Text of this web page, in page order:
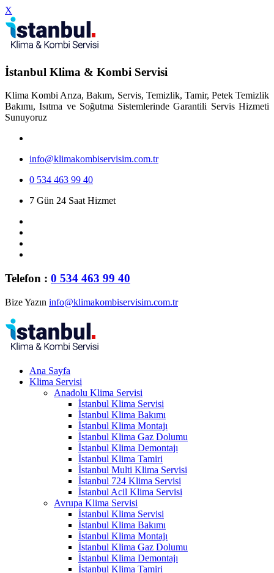
X
İstanbul Klima & Kombi Servisi
Klima Kombi Arıza, Bakım, Servis, Temizlik, Tamir, Petek Temizlik
Bakımı, Isıtma ve Soğutma Sistemlerinde Garantili Servis Hizmeti
Sunuyoruz
info@klimakombiservisim.com.tr
0 534 463 99 40
7 Gün 24 Saat Hizmet
Telefon : 0 534 463 99 40
Bize Yazın info@klimakombiservisim.com.tr
Ana Sayfa
Klima Servisi
Anadolu Klima Servisi
İstanbul Klima Servisi
İstanbul Klima Bakımı
İstanbul Klima Montajı
İstanbul Klima Gaz Dolumu
İstanbul Klima Demontajı
İstanbul Klima Tamiri
İstanbul Multi Klima Servisi
İstanbul 724 Klima Servisi
İstanbul Acil Klima Servisi
Avrupa Klima Servisi
İstanbul Klima Servisi
İstanbul Klima Bakımı
İstanbul Klima Montajı
İstanbul Klima Gaz Dolumu
İstanbul Klima Demontajı
İstanbul Klima Tamiri